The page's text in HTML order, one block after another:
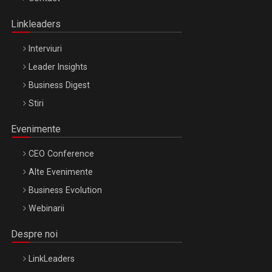
Linkleaders
Interviuri
Leader Insights
Business Digest
Stiri
Evenimente
CEO Conference
Alte Evenimente
Business Evolution
Webinarii
Despre noi
LinkLeaders